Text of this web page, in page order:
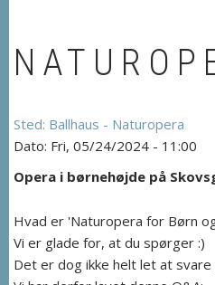
Ballhaus - Naturopera
Fri, 05/24/2024 - 11:00
Opera i børnehøjde på
Hvad er 'Naturopera for Børn
Vi er glade for, at du spørger :)
Det er dog ikke helt let at